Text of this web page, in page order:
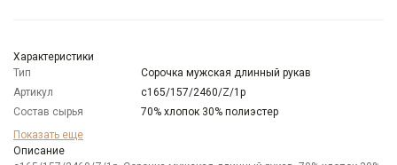
Характеристики
Тип
Сорочка мужская длинный рукав
Артикул
c165/157/2460/Z/1p
Состав сырья
70% хлопок 30% полиэстер
Бренд
Модель
Показать еще
Описание